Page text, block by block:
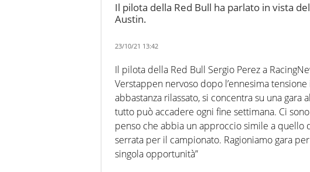
Il pilota della Red Bull ha parlato in vista
Austin.
23/10/21 13:42
Il pilota della Red Bull Sergio Perez a
Verstappen nervoso dopo l’ennesima
abbastanza rilassato, si concentra su una gara
tutto può accadere ogni fine settimana. Ci
penso che abbia un approccio simile a quello
serrata per il campionato. Ragioniamo gara
singola opportunità”